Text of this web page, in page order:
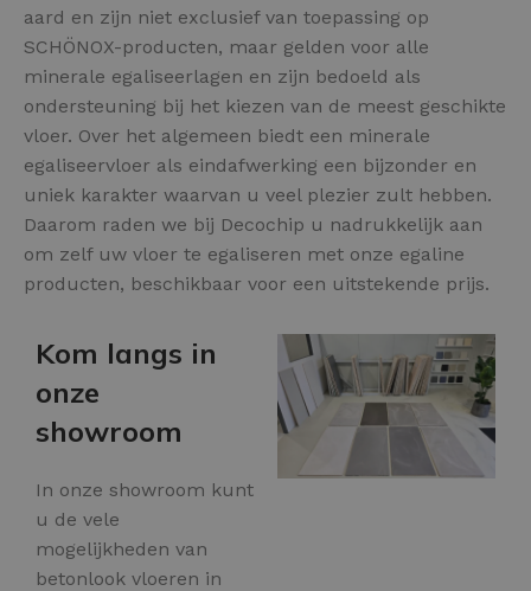
aard en zijn niet exclusief van toepassing op
SCHÖNOX-producten, maar gelden voor alle
minerale egaliseerlagen en zijn bedoeld als
ondersteuning bij het kiezen van de meest geschikte
vloer. Over het algemeen biedt een minerale
egaliseervloer als eindafwerking een bijzonder en
uniek karakter waarvan u veel plezier zult hebben.
Daarom raden we bij Decochip u nadrukkelijk aan
om zelf uw vloer te egaliseren met onze egaline
producten, beschikbaar voor een uitstekende prijs.
Kom langs in
onze
showroom
In onze showroom kunt
u de vele
mogelijkheden van
betonlook vloeren in